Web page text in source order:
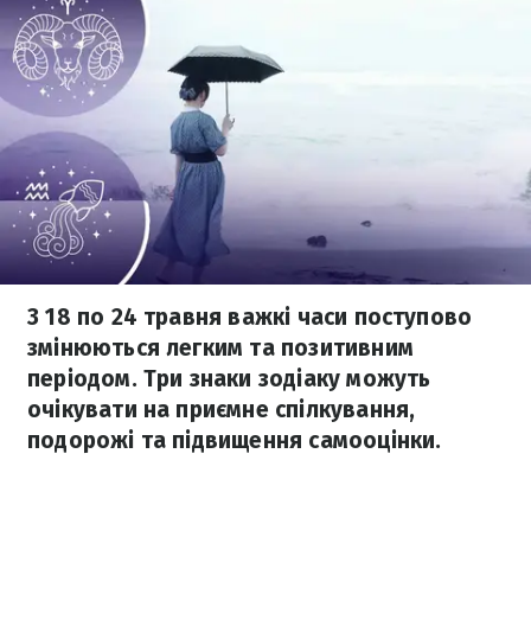
З 18 по 24 травня важкі часи поступово
змінюються легким та позитивним
періодом. Три знаки зодіаку можуть
очікувати на приємне спілкування,
подорожі та підвищення самооцінки.